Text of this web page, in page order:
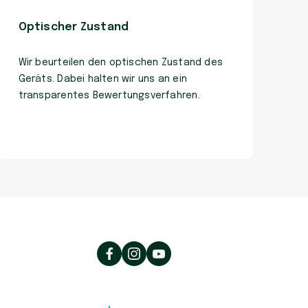
Optischer Zustand
Wir beurteilen den optischen Zustand des
Geräts. Dabei halten wir uns an ein
transparentes Bewertungsverfahren.